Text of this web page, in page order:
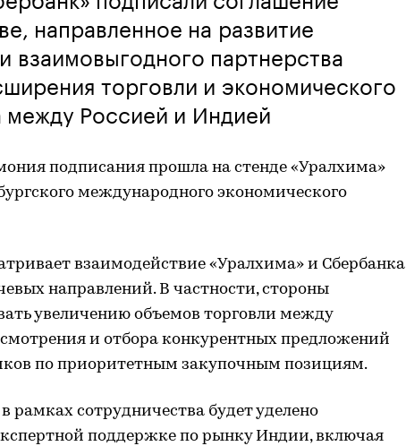
направленное на развитие
взаимовыгодного партнерства
торговли и экономического
между Россией и Индией
подписания прошла на стенде «Уралхима»
международного экономического
взаимодействие «Уралхима» и Сбербанка
направлений. В частности, стороны
увеличению объемов торговли между
и отбора конкурентных предложений
по приоритетным закупочным позициям.
рамках сотрудничества будет уделено
поддержке по рынку Индии, включая